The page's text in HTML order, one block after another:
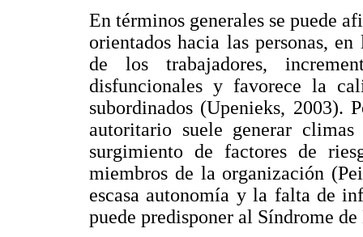
En términos generales se puede
orientados hacia las personas,
de los trabajadores,
disfuncionales y favorece la
subordinados (Upenieks, 2003).
autoritario suele generar
surgimiento de factores de
miembros de la organización
escasa autonomía y la falta de
puede predisponer al Síndrome